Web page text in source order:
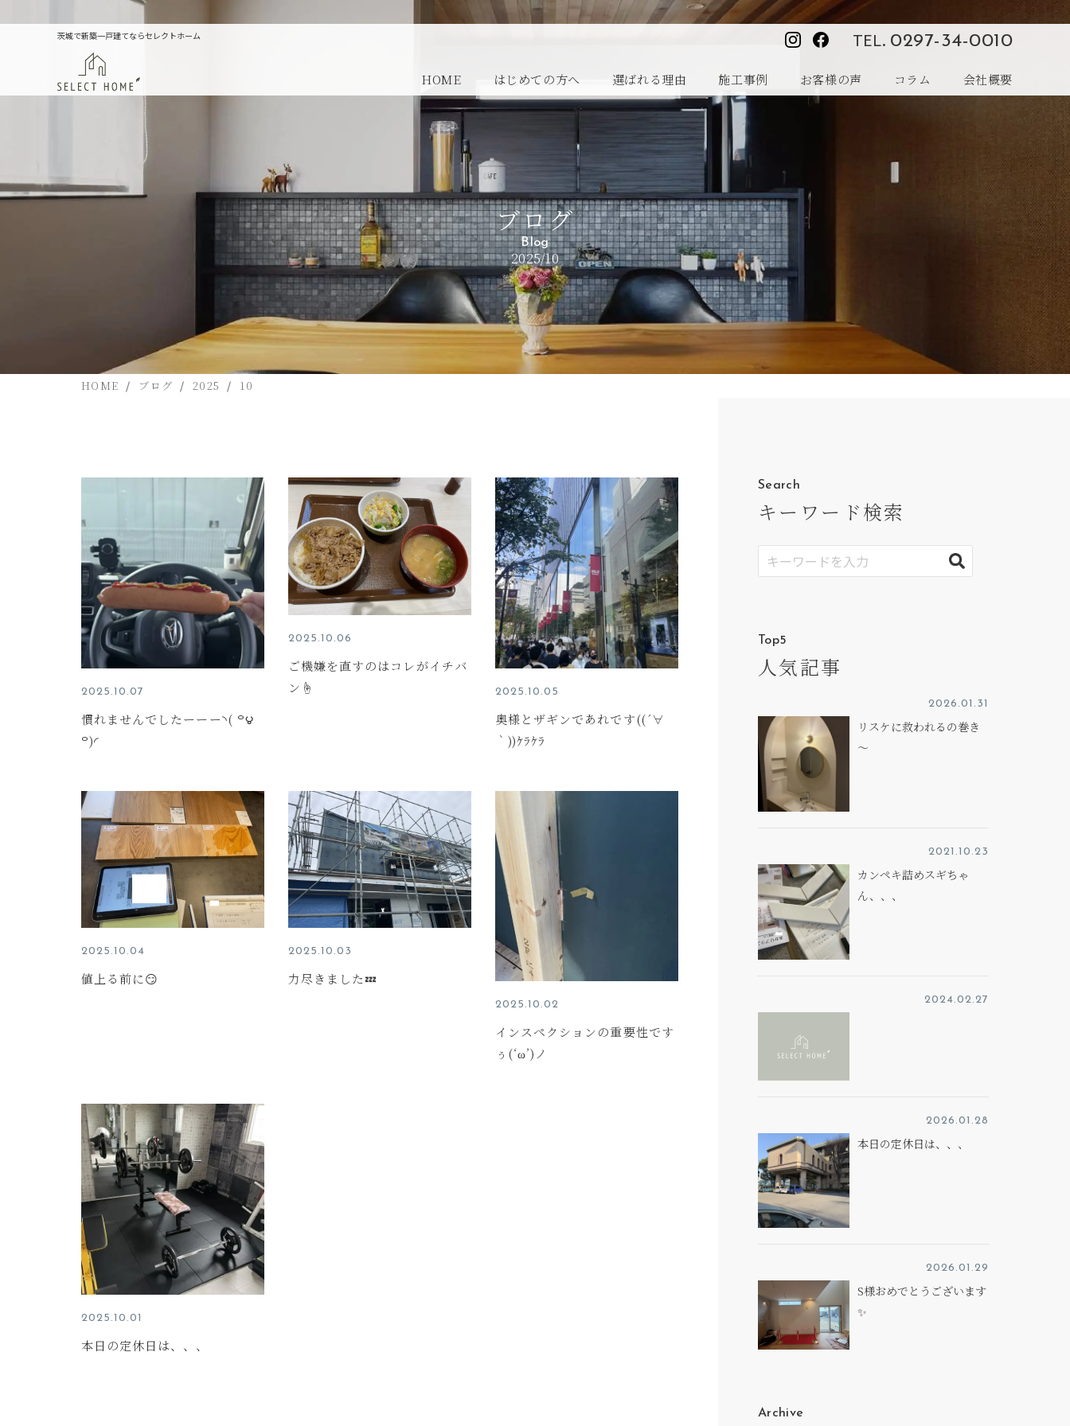
茨城で新築一戸建てならセレクトホーム TEL. 0297-34-0010
HOME はじめての方へ 選ばれる理由 施工事例 お客様の声 コラム 会社概要
ブログ
Blog
2025/10
HOME ブログ 2025 10
2025.10.07
慣れませんでしたーーー◝( ꒪౪
꒪)◜
2025.10.06
ご機嫌を直すのはコレがイチバ
ン☝
2025.10.05
奥様とザギンであれです((´∀
｀))ｹﾗｹﾗ
2025.10.04
値上る前に😏
2025.10.03
力尽きました💤
2025.10.02
インスペクションの重要性です
ぅ(‘ω’)ノ
2025.10.01
本日の定休日は、、、
Search
キーワード検索
Top5
人気記事
2026.01.31
リスケに救われるの巻き
～
2021.10.23
カンペキ詰めスギちゃ
ん、、、
2024.02.27
2026.01.28
本日の定休日は、、、
2026.01.29
S様おめでとうございます
✨
Archive